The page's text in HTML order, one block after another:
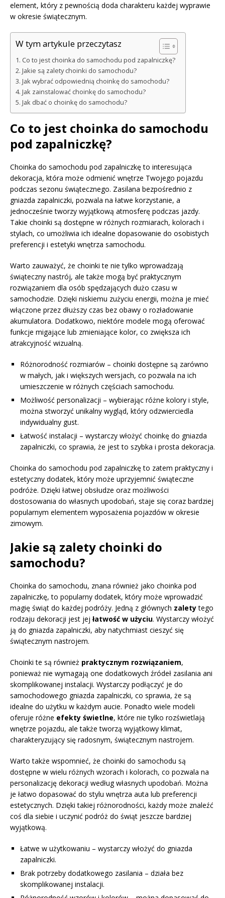
element, który z pewnością doda charakteru każdej wyprawie
w okresie świątecznym.
W tym artykule przeczytasz
Co to jest choinka do samochodu pod zapalniczkę?
Jakie są zalety choinki do samochodu?
Jak wybrać odpowiednią choinkę do samochodu?
Jak zainstalować choinkę do samochodu?
Jak dbać o choinkę do samochodu?
Co to jest choinka do samochodu
pod zapalniczkę?
Choinka do samochodu pod zapalniczkę to interesująca
dekoracja, która może odmienić wnętrze Twojego pojazdu
podczas sezonu świątecznego. Zasilana bezpośrednio z
gniazda zapalniczki, pozwala na łatwe korzystanie, a
jednocześnie tworzy wyjątkową atmosferę podczas jazdy.
Takie choinki są dostępne w różnych rozmiarach, kolorach i
stylach, co umożliwia ich idealne dopasowanie do osobistych
preferencji i estetyki wnętrza samochodu.
Warto zauważyć, że choinki te nie tylko wprowadzają
świąteczny nastrój, ale także mogą być praktycznym
rozwiązaniem dla osób spędzających dużo czasu w
samochodzie. Dzięki niskiemu zużyciu energii, można je mieć
włączone przez dłuższy czas bez obawy o rozładowanie
akumulatora. Dodatkowo, niektóre modele mogą oferować
funkcje migające lub zmieniające kolor, co zwiększa ich
atrakcyjność wizualną.
Różnorodność rozmiarów – choinki dostępne są zarówno
w małych, jak i większych wersjach, co pozwala na ich
umieszczenie w różnych częściach samochodu.
Możliwość personalizacji – wybierając różne kolory i style,
można stworzyć unikalny wygląd, który odzwierciedla
indywidualny gust.
Łatwość instalacji – wystarczy włożyć choinkę do gniazda
zapalniczki, co sprawia, że jest to szybka i prosta dekoracja.
Choinka do samochodu pod zapalniczkę to zatem praktyczny i
estetyczny dodatek, który może uprzyjemnić świąteczne
podróże. Dzięki łatwej obsłudze oraz możliwości
dostosowania do własnych upodobań, staje się coraz bardziej
popularnym elementem wyposażenia pojazdów w okresie
zimowym.
Jakie są zalety choinki do
samochodu?
Choinka do samochodu, znana również jako choinka pod
zapalniczkę, to popularny dodatek, który może wprowadzić
magię świąt do każdej podróży. Jedną z głównych zaletytego
rodzaju dekoracji jest jej łatwość w użyciu. Wystarczy włożyć
ją do gniazda zapalniczki, aby natychmiast cieszyć się
świątecznym nastrojem.
Choinki te są również praktycznym rozwiązaniem,
ponieważ nie wymagają one dodatkowych źródeł zasilania ani
skomplikowanej instalacji. Wystarczy podłączyć je do
samochodowego gniazda zapalniczki, co sprawia, że są
idealne do użytku w każdym aucie. Ponadto wiele modeli
oferuje różne efekty świetlne, które nie tylko rozświetlają
wnętrze pojazdu, ale także tworzą wyjątkowy klimat,
charakteryzujący się radosnym, świątecznym nastrojem.
Warto także wspomnieć, że choinki do samochodu są
dostępne w wielu różnych wzorach i kolorach, co pozwala na
personalizację dekoracji według własnych upodobań. Można
je łatwo dopasować do stylu wnętrza auta lub preferencji
estetycznych. Dzięki takiej różnorodności, każdy może znaleźć
coś dla siebie i uczynić podróż do świąt jeszcze bardziej
wyjątkową.
Łatwe w użytkowaniu – wystarczy włożyć do gniazda
zapalniczki.
Brak potrzeby dodatkowego zasilania – działa bez
skomplikowanej instalacji.